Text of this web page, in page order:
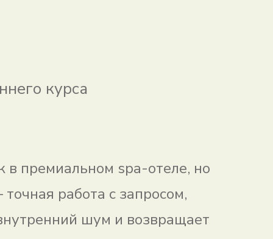
курса
премиальном spa-отеле, но
работа с запросом,
шум и возвращает